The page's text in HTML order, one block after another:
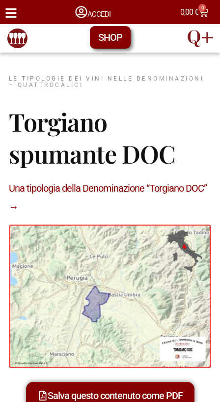
ACCEDI 0,00€ 0
SHOP
LE TIPOLOGIE DEI VINI NELLE DENOMINAZIONI
– QUATTROCALICI
Torgiano
spumante DOC
Una tipologia della Denominazione “Torgiano DOC”
→
Salva questo contenuto come PDF